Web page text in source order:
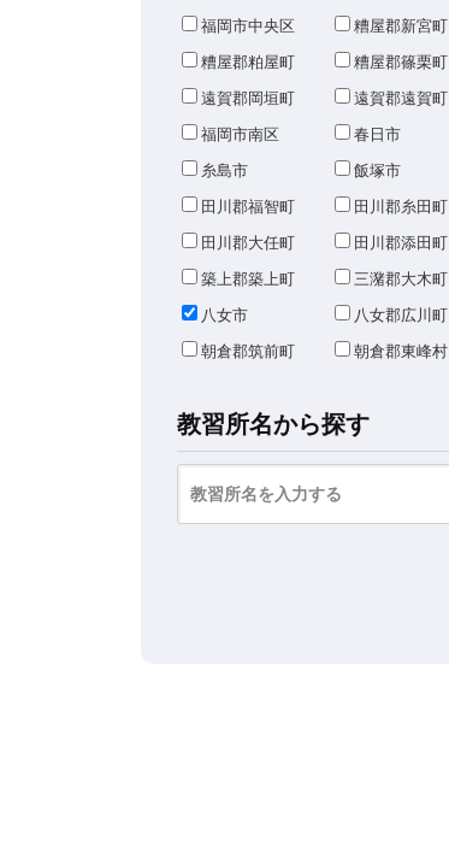
福岡市中央区
糟屋郡新宮町
糟屋郡粕屋町
糟屋郡篠栗町
遠賀郡岡垣町
遠賀郡遠賀町
福岡市南区
春日市
糸島市
飯塚市
田川郡福智町
田川郡糸田町
田川郡大任町
田川郡添田町
築上郡築上町
三潴郡大木町
八女市
八女郡広川町
朝倉郡筑前町
朝倉郡東峰村
教習所名から探す